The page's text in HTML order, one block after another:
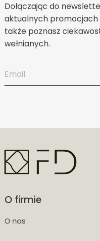
Dołączając do
aktualnych promocjach
także poznasz
wełnianych.
O firmie
O nas